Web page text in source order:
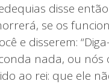
disse
se os
e disserem:
nada, ou nós
ao rei: que ele